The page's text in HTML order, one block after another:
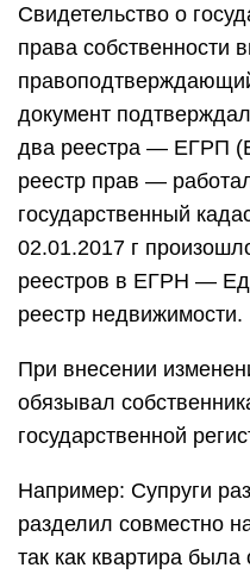
Свидетельство о
права собственности
документ
два реестра — ЕГРП
реестр прав —
государственный
02.01.2017 г
реестров в ЕГРН —
реестр недвижимости.
При внесении
обязывал
государственной
Например: Супруги
разделил совместно
так как квартира